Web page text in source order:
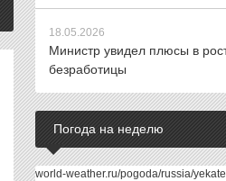
18.05.2026
Министр увидел плюсы в
безработицы
Погода на неделю